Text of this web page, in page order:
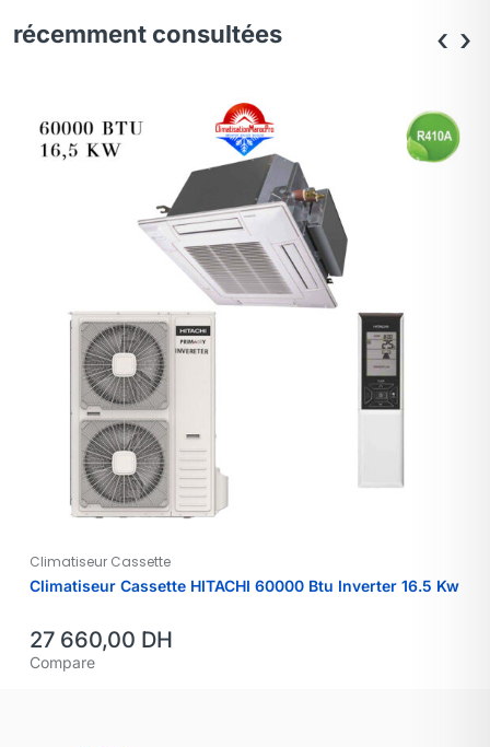
récemment consultées
Climatiseur Cassette
Climatiseur Cassette HITACHI 60000 Btu Inverter 16.5 Kw
27 660,00 DH
Compare
‹ ›